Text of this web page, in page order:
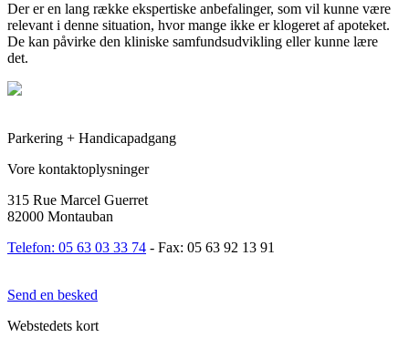
Der er en lang række ekspertiske anbefalinger, som vil kunne være
relevant i denne situation, hvor mange ikke er klogeret af apoteket.
De kan påvirke den kliniske samfundsudvikling eller kunne lære
det.
Parkering + Handicapadgang
Vore kontaktoplysninger
315 Rue Marcel Guerret
82000 Montauban
Telefon: 05 63 03 33 74 - Fax: 05 63 92 13 91
Send en besked
Webstedets kort